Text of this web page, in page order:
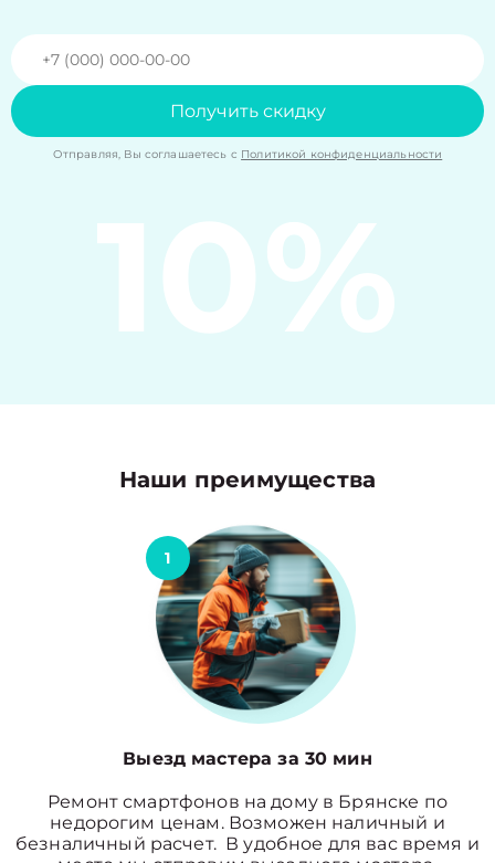
Получить скидку
Отправляя, Вы соглашаетесь с Политикой конфиденциальности
10%
Наши преимущества
1
Выезд мастера за 30 мин
Ремонт смартфонов на дому в Брянске по
недорогим ценам. Возможен наличный и
безналичный расчет. В удобное для вас время и